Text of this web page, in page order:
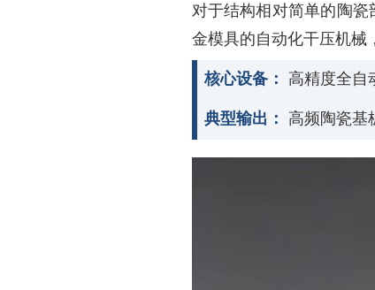
对于结构相对简单的陶
金模具的自动化干压机械
核心设备： 高精度全自
典型输出： 高频陶瓷基